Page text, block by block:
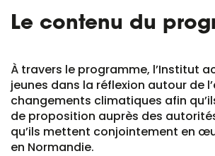
Le contenu du
À travers le programme, l’Institut
jeunes dans la réflexion autour de
changements climatiques afin
de proposition auprès des
qu’ils mettent conjointement en
en Normandie.